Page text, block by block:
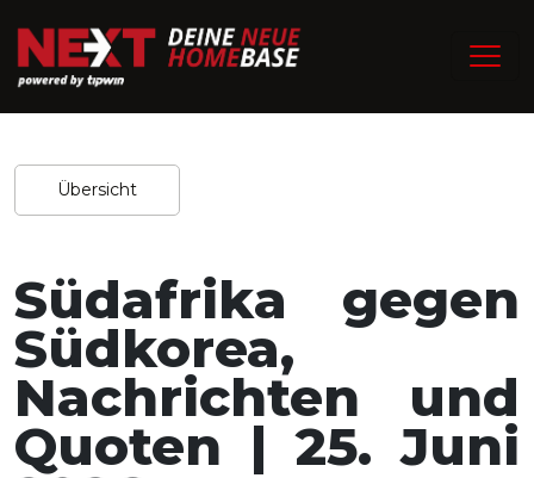
Home/Experten-Tipps
Redaktion / 18.06.2026
Teilen
Übersicht
Südafrika gegen
Südkorea,
Nachrichten und
Quoten | 25. Juni